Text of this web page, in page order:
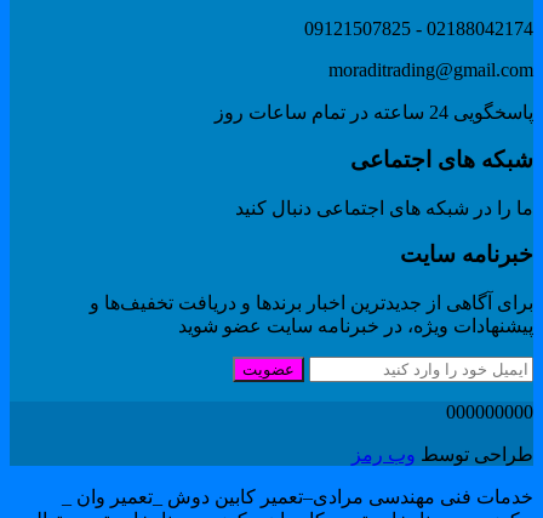
02188042174 -
24 ساعته در تمام ساعات روز
های اجتماعی
را در شبکه های اجتماعی دنبال کنید
سایت
آگاهی از جدیدترین اخبار برندها و دریافت تخفیف‌ها و
ویژه، در خبرنامه سایت عضو شوید
عضویت
توسطوب رمز
فنی مهندسی مرادی–تعمیر کابین دوش _تعمیر وان _